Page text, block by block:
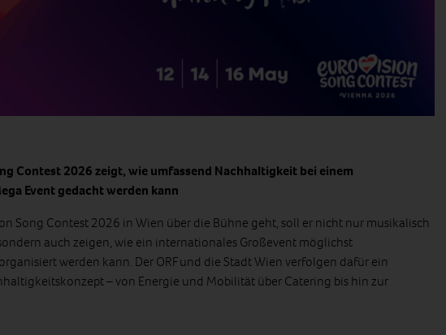
Contest 2026 zeigt, wie umfassend Nachhaltigkeit bei einem
Event gedacht werden kann
Song Contest 2026 in Wien über die Bühne geht, soll er nicht nur musikalisch
auch zeigen, wie ein internationales Großevent möglichst
werden kann. Der ORF und die Stadt Wien verfolgen dafür ein
– von Energie und Mobilität über Catering bis hin zur